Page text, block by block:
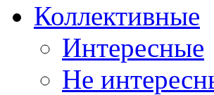
Коллективные
Интересные
Не